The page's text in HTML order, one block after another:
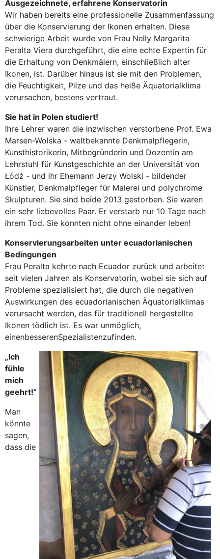
Ausgezeichnete, erfahrene Konservatorin
Wir haben bereits eine professionelle Zusammenfassung
über die Konservierung der Ikonen erhalten. Diese
schwierige Arbeit wurde von Frau Nelly Margarita
Peralta Viera durchgeführt, die eine echte Expertin für
die Erhaltung von Denkmälern, einschließlich alter
Ikonen, ist. Darüber hinaus ist sie mit den Problemen,
die Feuchtigkeit, Pilze und das heiße Äquatorialklima
verursachen, bestens vertraut.
Sie hat in Polen studiert!
Ihre Lehrer waren die inzwischen verstorbene Prof. Ewa
Marsen-Wolska - weltbekannte Denkmalpflegerin,
Kunsthistorikerin, Mitbegründerin und Dozentin am
Lehrstuhl für Kunstgeschichte an der Universität von
Łódź - und ihr Ehemann Jerzy Wolski - bildender
Künstler, Denkmalpfleger für Malerei und polychrome
Skulpturen. Sie sind beide 2013 gestorben. Sie waren
ein sehr liebevolles Paar. Er verstarb nur 10 Tage nach
ihrem Tod. Sie konnten nicht ohne einander leben!
Konservierungsarbeiten unter ecuadorianischen
Bedingungen
Frau Peralta kehrte nach Ecuador zurück und arbeitet
seit vielen Jahren als Konservatorin, wobei sie sich auf
Probleme spezialisiert hat, die durch die negativen
Auswirkungen des ecuadorianischen Äquatorialklimas
verursacht werden, das für traditionell hergestellte
Ikonen tödlich ist. Es war unmöglich,
einenbesserenSpezialistenzufinden.
„Ich
fühle
mich
geehrt!“
Man
könnte
sagen,
dass die